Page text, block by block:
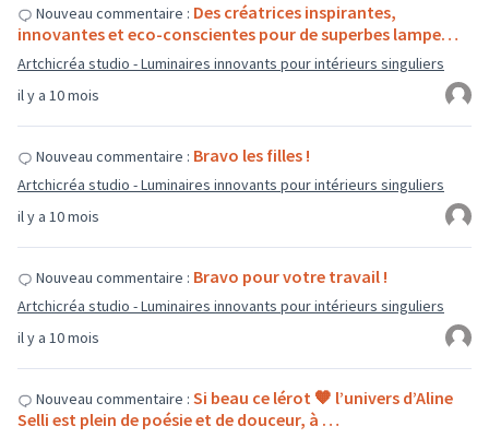
il y a 10 mois
Nouveau commentaire : Des créatrices inspirantes,
innovantes et eco-conscientes pour de superbes lampe…
Artchicréa studio - Luminaires innovants pour intérieurs singuliers
il y a 10 mois
Nouveau commentaire : Bravo les filles !
Artchicréa studio - Luminaires innovants pour intérieurs singuliers
il y a 10 mois
Nouveau commentaire : Bravo pour votre travail !
Artchicréa studio - Luminaires innovants pour intérieurs singuliers
Nouveau commentaire : Si beau ce lérot 🧡 l’univers d’Aline
Selli est plein de poésie et de douceur, à …